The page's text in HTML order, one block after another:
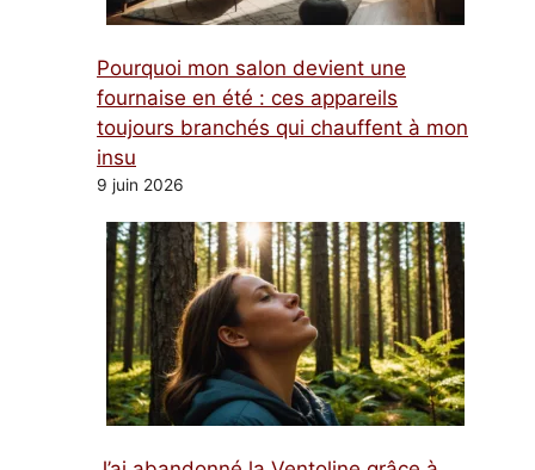
Pourquoi mon salon devient une
fournaise en été : ces appareils
toujours branchés qui chauffent à mon
insu
9 juin 2026